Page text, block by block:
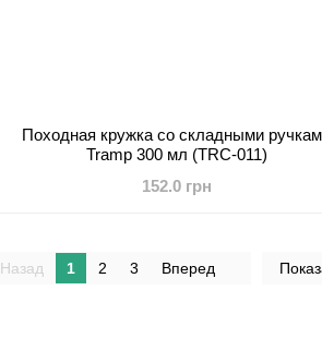
Походная кружка со складными
Tramp 300 мл (TRC-011)
152.0 грн
Назад 1 2 3 Вперед